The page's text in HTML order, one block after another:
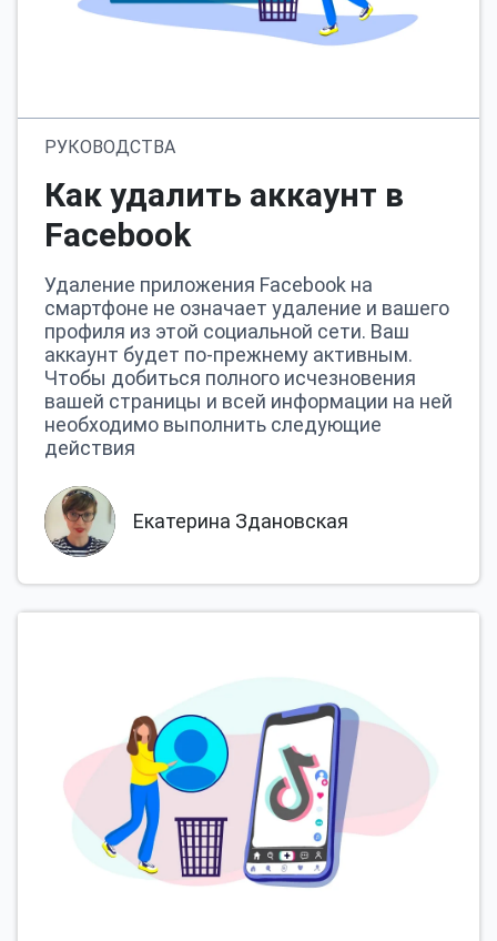
РУКОВОДСТВА
Как удалить аккаунт в
Facebook
Удаление приложения Facebook на
смартфоне не означает удаление и вашего
профиля из этой социальной сети. Ваш
аккаунт будет по-прежнему активным.
Чтобы добиться полного исчезновения
вашей страницы и всей информации на ней
необходимо выполнить следующие
действия
Екатерина Здановская